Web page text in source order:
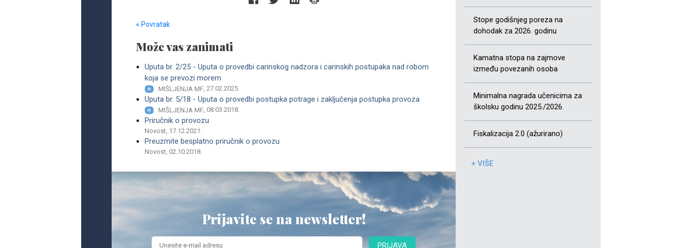
Stope godišnjeg poreza na
dohodak za 2026. godinu
Kamatna stopa na zajmove
između povezanih osoba
Minimalna nagrada učenicima za
školsku godinu 2025./2026.
Fiskalizacija 2.0 (ažurirano)
+ VIŠE
« Povratak
Može vas zanimati
Uputa br. 2/25 - Uputa o provedbi carinskog nadzora i carinskih postupaka nad robom
koja se prevozi morem
MIŠLJENJA MF, 27.02.2025.
Uputa br. 5/18 - Uputa o provedbi postupka potrage i zaključenja postupka provoza
MIŠLJENJA MF, 08.03.2018.
Priručnik o provozu
Novost, 17.12.2021.
Preuzmite besplatno priručnik o provozu
Novost, 02.10.2018.
Prijavite se na newsletter!
PRIJAVA